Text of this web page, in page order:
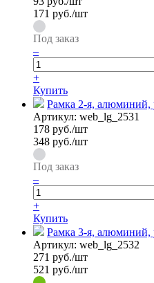
171 руб./шт
Под заказ
–
+
Купить
Рамка 2-я, алюминий,
Артикул: web_lg_2531
178 руб./шт
348 руб./шт
Под заказ
–
+
Купить
Рамка 3-я, алюминий,
Артикул: web_lg_2532
271 руб./шт
521 руб./шт